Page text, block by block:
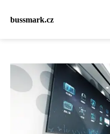
bussmark.cz